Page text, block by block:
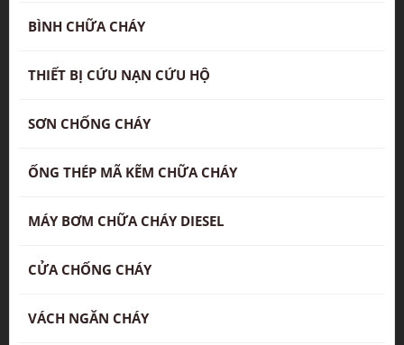
BÌNH CHỮA CHÁY
THIẾT BỊ CỨU NẠN CỨU HỘ
SƠN CHỐNG CHÁY
ỐNG THÉP MÃ KẼM CHỮA CHÁY
MÁY BƠM CHỮA CHÁY DIESEL
CỬA CHỐNG CHÁY
VÁCH NGĂN CHÁY